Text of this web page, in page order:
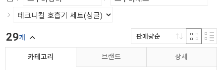
카테고리 브랜드 상세
29개 판매량순